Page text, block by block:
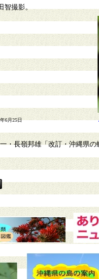
智撮影。
6月25日
・長嶺邦雄「改訂・沖縄県